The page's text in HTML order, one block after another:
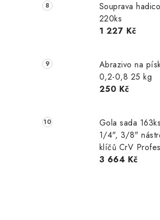
Souprava
220ks
1 227 Kč
Abrazivo na
0,2-0,8 25 kg
250 Kč
Gola sada
1/4", 3/8"
klíčů CrV
3 664 Kč